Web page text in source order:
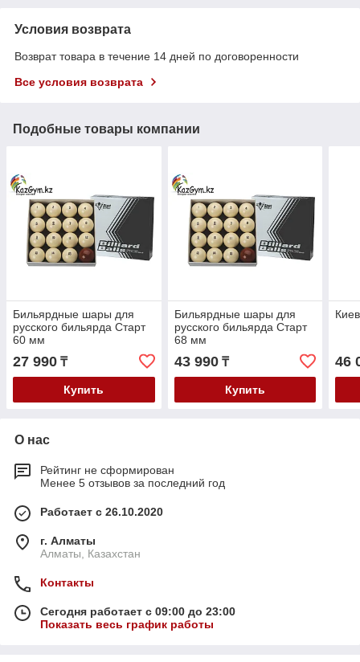
Условия возврата
Возврат товара в течение 14 дней по договоренности
Все условия возврата
Подобные товары компании
Бильярдные шары для
русского бильярда Старт
60 мм
27 990 ₸
Купить
Бильярдные шары для
русского бильярда Старт
68 мм
43 990₸
Купить
46
О нас
Рейтинг не сформирован
Менее 5 отзывов за последний год
Работает с 26.10.2020
г. Алматы
Алматы, Казахстан
Контакты
Сегодня работает с 09:00 до 23:00
Показать весь график работы